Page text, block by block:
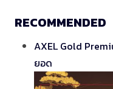
RECOMMENDED
AXEL Gold
ยอด